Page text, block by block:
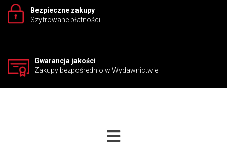
Bezpieczne zakupy
Szyfrowane płatności
Gwarancja jakości
Zakupy bezpośrednio w Wydawnictwie